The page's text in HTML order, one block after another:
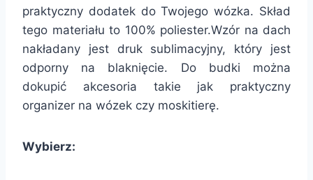
praktyczny dodatek do Twojego wózka. Skład
tego materiału to 100% poliester.Wzór na dach
nakładany jest druk sublimacyjny, który jest
odporny na blaknięcie. Do budki można
dokupić akcesoria takie jak praktyczny
organizer na wózek czy moskitierę.
Wybierz: